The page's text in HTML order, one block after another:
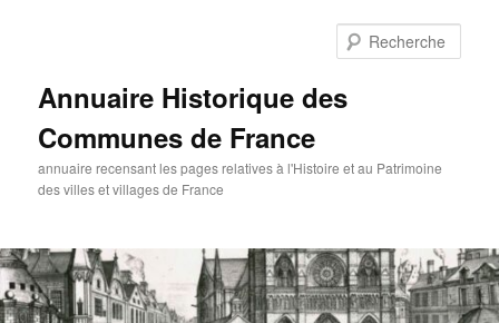
Annuaire Historique des
Communes de France
annuaire recensant les pages relatives à l'Histoire et au Patrimoine
des villes et villages de France